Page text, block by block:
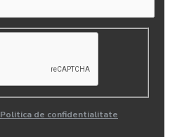
Politica de confidentialitate